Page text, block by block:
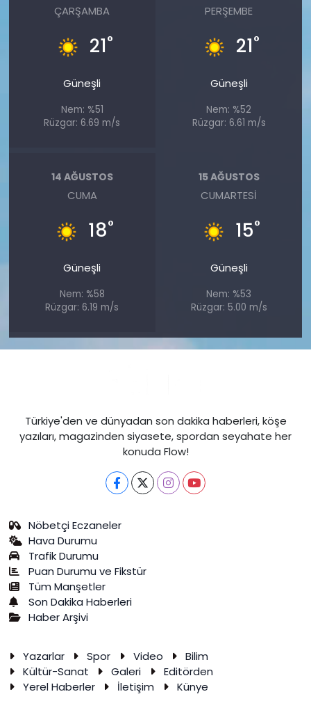
ÇARŞAMBA
21°
Güneşli
Nem: %51
Rüzgar: 6.69 m/s
PERŞEMBE
21°
Güneşli
Nem: %52
Rüzgar: 6.61 m/s
14 AĞUSTOS
CUMA
18°
Güneşli
Nem: %58
Rüzgar: 6.19 m/s
15 AĞUSTOS
CUMARTESI
15°
Güneşli
Nem: %53
Rüzgar: 5.00 m/s
Türkiye'den ve dünyadan son dakika haberleri, köşe
yazıları, magazinden siyasete, spordan seyahate her
konuda Flow!
Nöbetçi Eczaneler
Hava Durumu
Trafik Durumu
Puan Durumu ve Fikstür
Tüm Manşetler
Son Dakika Haberleri
Haber Arşivi
Yazarlar Spor Video
Bilim
Kültür-Sanat
Galeri
Editörden
Yerel Haberler
İletişim Künye